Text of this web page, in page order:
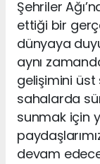
Şehriler
ettiği bir
dünyaya
aynı
gelişimini üst
sahalarda
sunmak için
devam